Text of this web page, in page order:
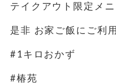
テイクアウト限定メ
是非 お家ご飯にご利
#1キロおかず
#椿苑